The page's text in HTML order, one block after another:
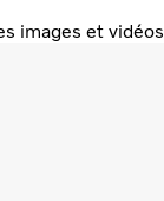
images et vidéos